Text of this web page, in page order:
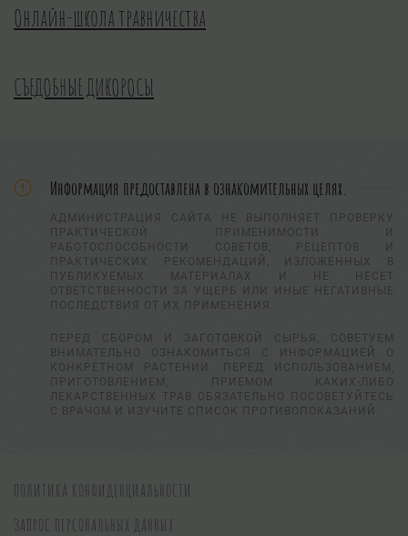
Онлайн-школа травничества
СЪЕДОБНЫЕ ДИКОРОСЫ
Информация предоставлена в ознакомительных целях.
АДМИНИСТРАЦИЯ САЙТА НЕ ВЫПОЛНЯЕТ ПРОВЕРКУ
ПРАКТИЧЕСКОЙ ПРИМЕНИМОСТИ И
РАБОТОСПОСОБНОСТИ СОВЕТОВ, РЕЦЕПТОВ И
ПРАКТИЧЕСКИХ РЕКОМЕНДАЦИЙ, ИЗЛОЖЕННЫХ В
ПУБЛИКУЕМЫХ МАТЕРИАЛАХ И НЕ НЕСЕТ
ОТВЕТСТВЕННОСТИ ЗА УЩЕРБ ИЛИ ИНЫЕ НЕГАТИВНЫЕ
ПОСЛЕДСТВИЯ ОТ ИХ ПРИМЕНЕНИЯ.
ПЕРЕД СБОРОМ И ЗАГОТОВКОЙ СЫРЬЯ, СОВЕТУЕМ
ВНИМАТЕЛЬНО ОЗНАКОМИТЬСЯ С ИНФОРМАЦИЕЙ О
КОНКРЕТНОМ РАСТЕНИИ. ПЕРЕД ИСПОЛЬЗОВАНИЕМ,
ПРИГОТОВЛЕНИЕМ, ПРИЕМОМ КАКИХ-ЛИБО
ЛЕКАРСТВЕННЫХ ТРАВ ОБЯЗАТЕЛЬНО ПОСОВЕТУЙТЕСЬ
С ВРАЧОМ И ИЗУЧИТЕ СПИСОК ПРОТИВОПОКАЗАНИЙ.
ПОЛИТИКА КОНФИДЕНЦИАЛЬНОСТИ
ЗАПРОС ПЕРСОНАЛЬНЫХ ДАННЫХ